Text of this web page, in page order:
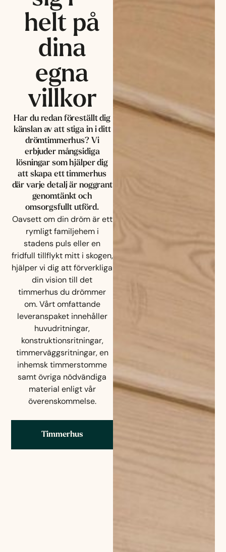
helt på
dina
egna
villkor
Har du redan föreställt dig
känslan av att stiga in i ditt
drömtimmerhus? Vi
erbjuder mångsidiga
lösningar som hjälper dig
att skapa ett timmerhus
där varje detalj är noggrant
genomtänkt och
omsorgsfullt utförd.
Oavsett om din dröm är ett
rymligt familjehem i
stadens puls eller en
fridfull tillflykt mitt i skogen,
hjälper vi dig att förverkliga
din vision till det
timmerhus du drömmer
om. Vårt omfattande
leveranspaket innehåller
huvudritningar,
konstruktionsritningar,
timmerväggsritningar, en
inhemsk timmerstomme
samt övriga nödvändiga
material enligt vår
överenskommelse.
Timmerhus